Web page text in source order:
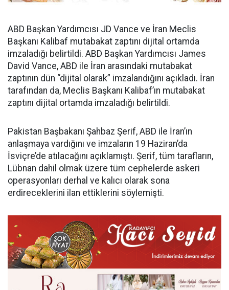
ABD Başkan Yardımcısı JD Vance ve İran Meclis
Başkanı Kalibaf mutabakat zaptını dijital ortamda
imzaladığı belirtildi. ABD Başkan Yardımcısı James
David Vance, ABD ile İran arasındaki mutabakat
zaptının dün “dijital olarak” imzalandığını açıkladı. İran
tarafından da, Meclis Başkanı Kalibaf’ın mutabakat
zaptını dijital ortamda imzaladığı belirtildi.
Pakistan Başbakanı Şahbaz Şerif, ABD ile İran’ın
anlaşmaya vardığını ve imzaların 19 Haziran’da
İsviçre’de atılacağını açıklamıştı. Şerif, tüm tarafların,
Lübnan dahil olmak üzere tüm cephelerde askeri
operasyonları derhal ve kalıcı olarak sona
erdireceklerini ilan ettiklerini söylemişti.